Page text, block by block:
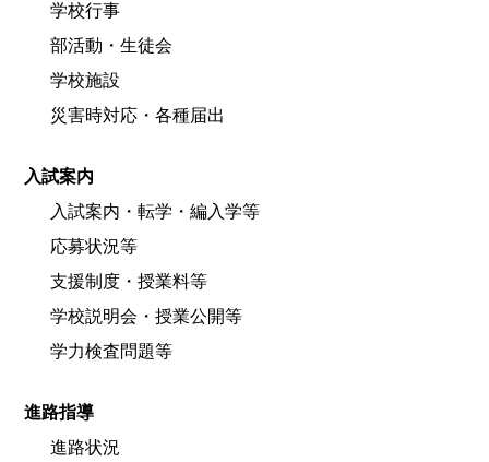
学校行事
部活動・生徒会
学校施設
災害時対応・各種届出
入試案内
入試案内・転学・編入学等
応募状況等
支援制度・授業料等
学校説明会・授業公開等
学力検査問題等
進路指導
進路状況